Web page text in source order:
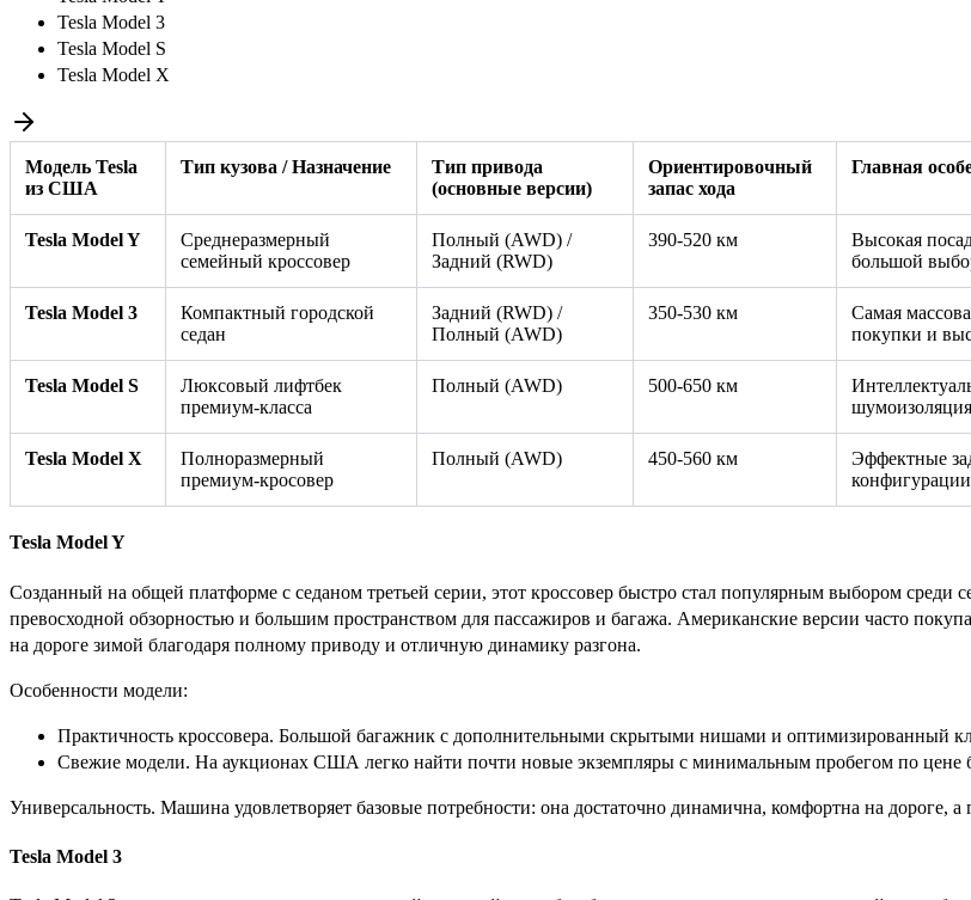
Tesla Model 3
Tesla Model S
Tesla Model X
Модель Tesla
из США
Тип кузова / Назначение
Тип привода
(основные версии)
Ориентировочный
запас хода
Главная
Tesla Model Y
Среднеразмерный
семейный кроссовер
Полный (AWD) /
Задний (RWD)
390-520 км
Высокая
большой
Tesla Model 3
Компактный городской
седан
Задний (RWD) /
Полный (AWD)
350-530 км
Самая
покупки и
Tesla Model S
Люксовый лифтбек
премиум-класса
Полный (AWD) 500-650 км
Tesla Model X
Полноразмерный
премиум-кросовер
Полный (AWD) 450-560 км
Эффектные
Tesla Model Y
Созданный на общей платформе с седаном третьей серии, этот кроссовер быстро стал популярным выбором среди
превосходной обзорностью и большим пространством для пассажиров и багажа. Американские версии часто
на дороге зимой благодаря полному приводу и отличную динамику разгона.
Особенности модели:
Практичность кроссовера. Большой багажник с дополнительными скрытыми нишами и оптимизированный
Свежие модели. На аукционах США легко найти почти новые экземпляры с минимальным пробегом по цене
Универсальность. Машина удовлетворяет базовые потребности: она достаточно динамична, комфортна на дороге, а
Tesla Model 3